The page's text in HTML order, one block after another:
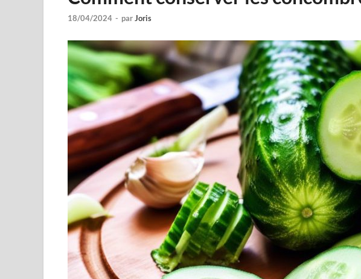
18/04/2024 - parJoris